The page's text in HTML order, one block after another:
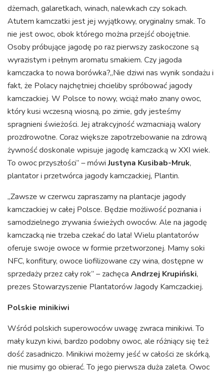
dżemach, galaretkach, winach, nalewkach czy sokach.
Atutem kamczatki jest jej wyjątkowy, oryginalny smak. To
nie jest owoc, obok którego można przejść obojętnie.
Osoby próbujące jagodę po raz pierwszy zaskoczone są
wyrazistym i pełnym aromatu smakiem. Czy jagoda
kamczacka to nowa borówka?„Nie dziwi nas wynik sondażu i
fakt, że Polacy najchętniej chcieliby spróbować jagody
kamczackiej. W Polsce to nowy, wciąż mało znany owoc,
który kusi wczesną wiosną, po zimie, gdy jesteśmy
spragnieni świeżości. Jej atrakcyjność wzmacniają walory
prozdrowotne. Coraz większe zapotrzebowanie na zdrową
żywność doskonale wpisuje jagodę kamczacką w XXI wiek.
To owoc przyszłości” – mówiJustyna Kusibab-Mruk,
plantator i przetwórca jagody kamczackiej, Plantin.
„Zawsze w czerwcu zapraszamy na plantacje jagody
kamczackiej w całej Polsce. Będzie możliwość poznania i
samodzielnego zrywania świeżych owoców. Ale na jagodę
kamczacką nie trzeba czekać do lata! Wielu plantatorów
oferuje swoje owoce w formie przetworzonej. Mamy soki
NFC, konfitury, owoce liofilizowane czy wina, dostępne w
sprzedaży przez cały rok” – zachęca Andrzej Krupiński,
prezes Stowarzyszenie Plantatorów Jagody Kamczackiej.
Polskie minikiwi
Wśród polskich superowoców uwagę zwraca minikiwi. To
mały kuzyn kiwi, bardzo podobny owoc, ale różniący się też
dość zasadniczo. Minikiwi możemy jeść w całości ze skórką,
nie musimy go obierać. To jego pierwsza duża zaleta. Owoc